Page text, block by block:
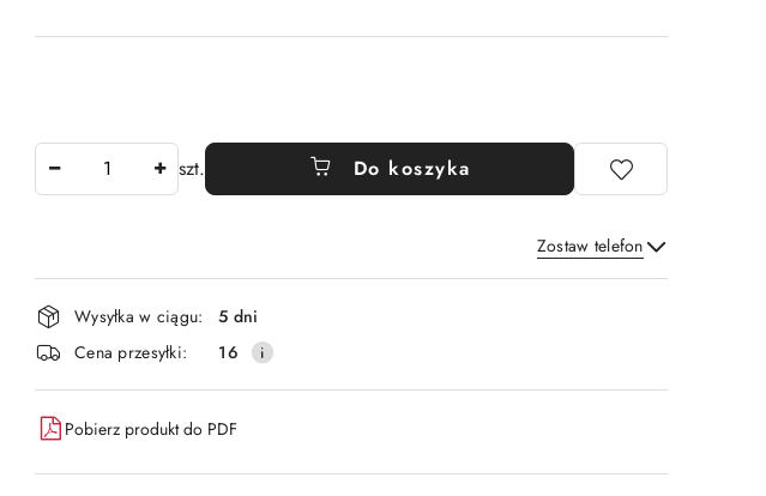
szt. Do koszyka
Zostaw telefon
Wyślij
Dostępność
i
dostawa
Wysyłka w ciągu:
5 dni
Cena przesyłki:
16
Pobierz produkt do PDF